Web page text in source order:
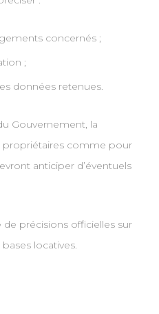
concernés ;
;
données retenues.
Gouvernement, la
propriétaires comme pour
anticiper d’éventuels
de précisions officielles sur
locatives.